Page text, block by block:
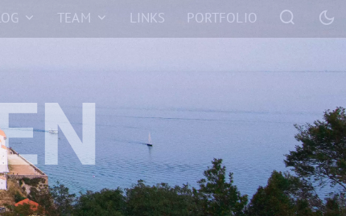
TEAM LINKS PORTFOLIO